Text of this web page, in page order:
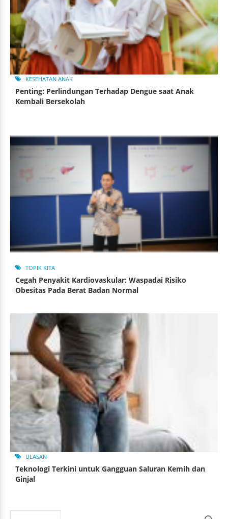
KESEHATAN ANAK
Penting: Perlindungan Terhadap Dengue saat Anak
Kembali Bersekolah
TOPIK KITA
Cegah Penyakit Kardiovaskular: Waspadai Risiko
Obesitas Pada Berat Badan Normal
ULASAN
Teknologi Terkini untuk Gangguan Saluran Kemih dan
Ginjal